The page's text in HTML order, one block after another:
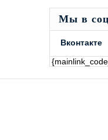
Мы в
Вконтакте